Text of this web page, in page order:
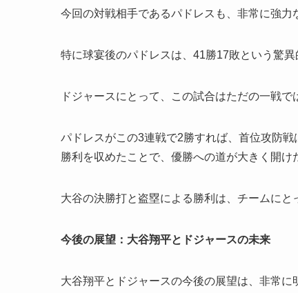
今回の対戦相手であるパドレスも、非常に強力
特に球宴後のパドレスは、41勝17敗という驚
ドジャースにとって、この試合はただの一戦
パドレスがこの3連戦で2勝すれば、首位攻防
勝利を収めたことで、優勝への道が大きく開け
大谷の決勝打と盗塁による勝利は、チームにと
今後の展望：大谷翔平とドジャースの未来
大谷翔平とドジャースの今後の展望は、非常に